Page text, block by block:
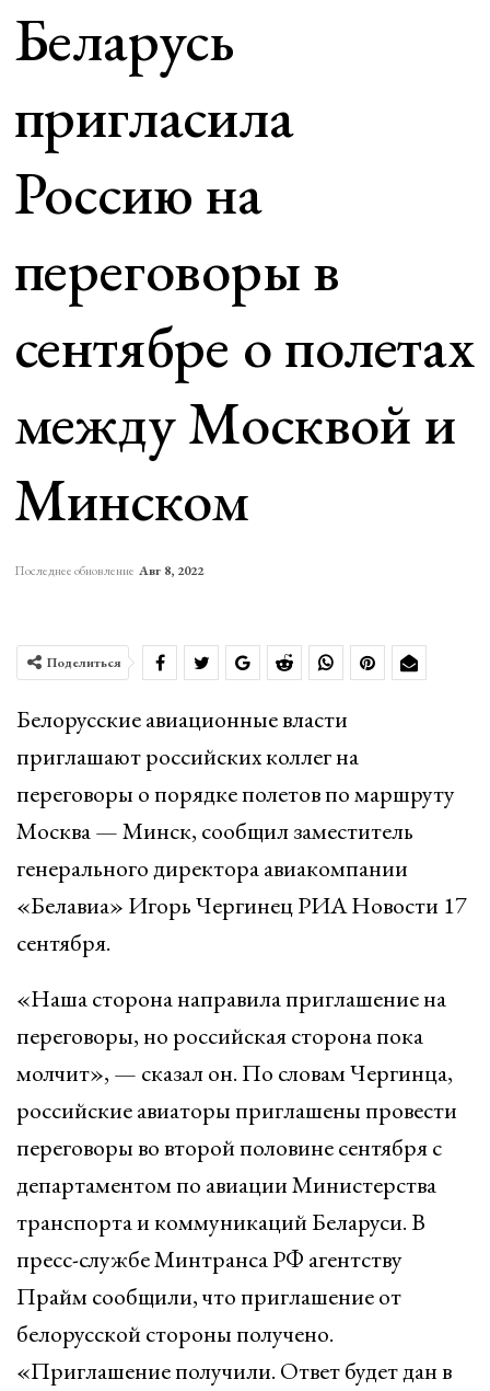
Беларусь
пригласила
Россию на
переговоры в
сентябре о полетах
между Москвой и
Минском
Последнее обновление Авг 8, 2022
Поделиться
Белорусские авиационные власти
приглашают российских коллег на
переговоры о порядке полетов по маршруту
Москва — Минск, сообщил заместитель
генерального директора авиакомпании
«Белавиа» Игорь Чергинец РИА Новости 17
сентября.
«Наша сторона направила приглашение на
переговоры, но российская сторона пока
молчит», — сказал он. По словам Чергинца,
российские авиаторы приглашены провести
переговоры во второй половине сентября с
департаментом по авиации Министерства
транспорта и коммуникаций Беларуси. В
пресс-службе Минтранса РФ агентству
Прайм сообщили, что приглашение от
белорусской стороны получено.
«Приглашение получили. Ответ будет дан в